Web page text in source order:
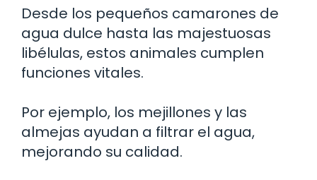
Desde los pequeños camarones de
agua dulce hasta las majestuosas
libélulas, estos animales cumplen
funciones vitales.
Por ejemplo, los mejillones y las
almejas ayudan a filtrar el agua,
mejorando su calidad.